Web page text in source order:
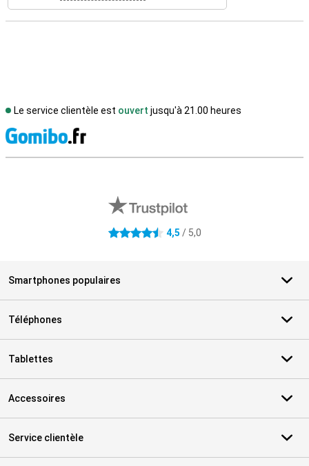
Le service clientèle est ouvert jusqu'à 21.00 heures
4.5 étoiles 4,5 / 5,0
Smartphones populaires
Téléphones
Tablettes
Accessoires
Service clientèle